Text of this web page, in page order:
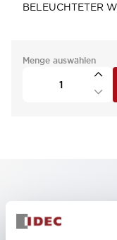
BELEUCHTETER
Menge auswählen